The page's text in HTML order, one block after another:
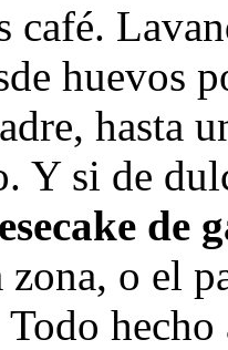
café.
huevos
hasta
Y si de
de
o el